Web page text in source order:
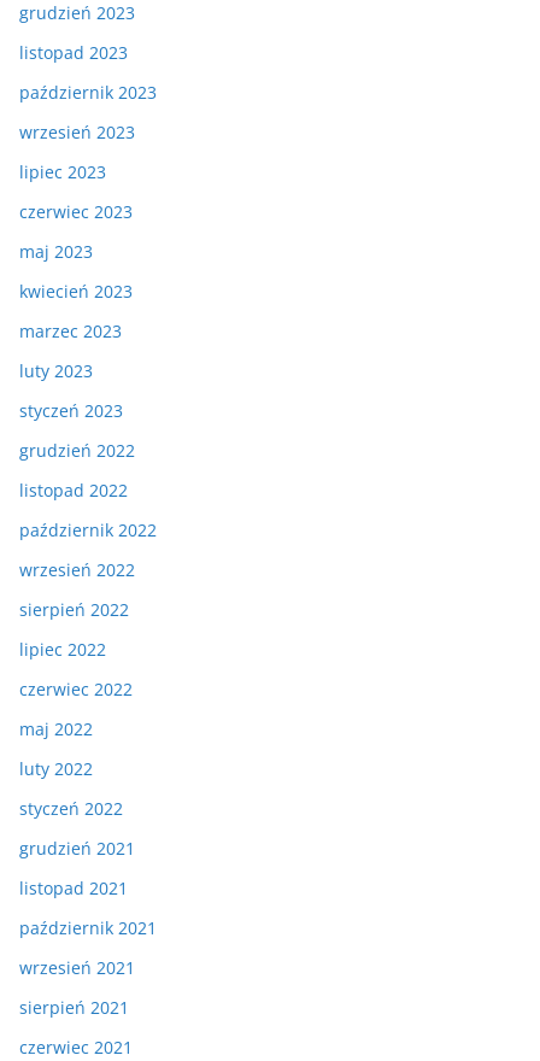
grudzień 2023
listopad 2023
październik 2023
wrzesień 2023
lipiec 2023
czerwiec 2023
maj 2023
kwiecień 2023
marzec 2023
luty 2023
styczeń 2023
grudzień 2022
listopad 2022
październik 2022
wrzesień 2022
sierpień 2022
lipiec 2022
czerwiec 2022
maj 2022
luty 2022
styczeń 2022
grudzień 2021
listopad 2021
październik 2021
wrzesień 2021
sierpień 2021
czerwiec 2021